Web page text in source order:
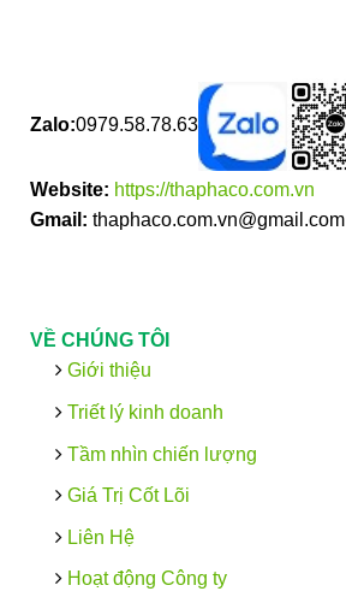
Zalo:0979.58.78.63
Website: https://thaphaco.com.vn
Gmail: thaphaco.com.vn@gmail.com
VỀ CHÚNG TÔI
Giới thiệu
Triết lý kinh doanh
Tầm nhìn chiến lượng
Giá Trị Cốt Lõi
Liên Hệ
Hoạt động Công ty